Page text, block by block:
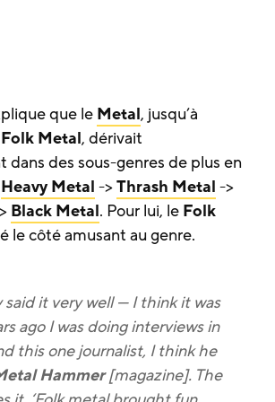
que le Metal, jusqu’à
Folk Metal, dérivait
dans des sous-genres de plus en
Heavy Metal ->Thrash Metal ->
Black Metal. Pour lui, le Folk
le côté amusant au genre.
said it very well — I think it was
ago I was doing interviews in
this one journalist, I think he
Hammer[magazine]. The